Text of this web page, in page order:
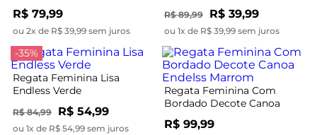
R$ 79,99
ou 2x de R$ 39,99 sem juros
R$ 89,99 R$ 39,99
ou 1x de R$ 39,99 sem juros
-35%
Regata Feminina Lisa
Endless Verde
R$ 84,99 R$ 54,99
ou 1x de R$ 54,99 sem juros
Regata Feminina Com
Bordado Decote Canoa
Endelss Marrom
R$ 99,99